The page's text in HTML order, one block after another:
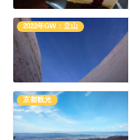
2022年GW：立山
京都観光